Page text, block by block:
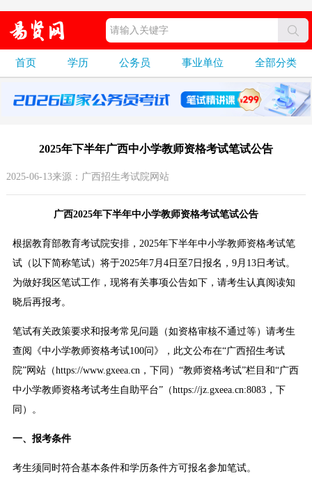
首页 学历 公务员 事业单位 全部分类
2025年下半年广西中小学教师资格考试笔试公告
2025-06-13来源：广西招生考试院网站
广西2025年下半年中小学教师资格考试笔试公告
根据教育部教育考试院安排，2025年下半年中小学教师资格考试笔
试（以下简称笔试）将于2025年7月4日至7日报名，9月13日考试。
为做好我区笔试工作，现将有关事项公告如下，请考生认真阅读知
晓后再报考。
笔试有关政策要求和报考常见问题（如资格审核不通过等）请考生
查阅《中小学教师资格考试100问》，此文公布在“广西招生考试
院”网站（https://www.gxeea.cn，下同）“教师资格考试”栏目和“广西
中小学教师资格考试考生自助平台”（https://jz.gxeea.cn:8083，下
同）。
一、报考条件
考生须同时符合基本条件和学历条件方可报名参加笔试。